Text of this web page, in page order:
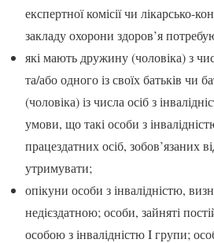
експертної комісії чи лікарсько-
закладу охорони здоров’я
які мають дружину (чоловіка) з
та/або одного із своїх батьків чи
(чоловіка) із числа осіб з
умови, що такі особи з
працездатних осіб, зобов’язаних
утримувати;
опікуни особи з інвалідністю,
недієздатною; особи, зайняті
особою з інвалідністю I групи;